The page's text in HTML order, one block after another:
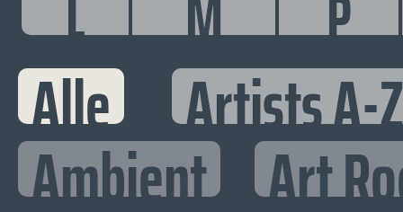
Alle Artists A-Z
Ambient Art